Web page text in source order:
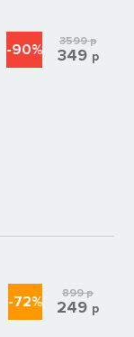
-90% 3599р
349 р
-72% 899р
249 р